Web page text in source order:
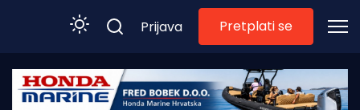
Početna
Prijava Pretplati se